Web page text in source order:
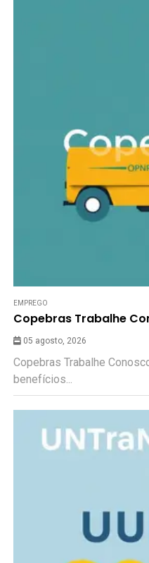
EMPREGO
Copebras Trabalhe
05 agosto, 2026
Copebras Trabalhe
benefícios...